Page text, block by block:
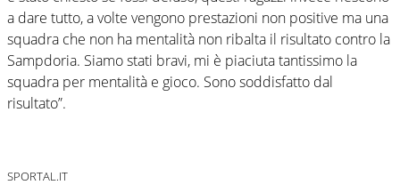
a dare tutto, a volte vengono prestazioni non positive ma una
squadra che non ha mentalità non ribalta il risultato contro la
Sampdoria. Siamo stati bravi, mi è piaciuta tantissimo la
squadra per mentalità e gioco. Sono soddisfatto dal
risultato”.
SPORTAL.IT